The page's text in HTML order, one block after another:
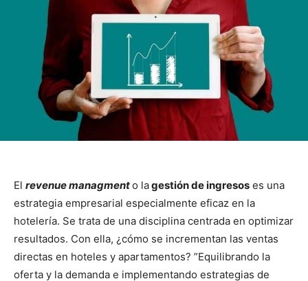
El revenue managmento lagestión de ingresos es una
estrategia empresarial especialmente eficaz en la
hotelería. Se trata de una disciplina centrada en optimizar
resultados. Con ella, ¿cómo se incrementan las ventas
directas en hoteles y apartamentos? ”Equilibrando la
oferta y la demanda e implementando estrategias de